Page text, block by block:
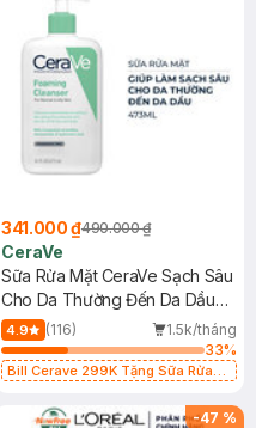
341.000 ₫490.000 ₫
CeraVe
Sữa Rửa Mặt CeraVe Sạch Sâu
Cho Da Thường Đến Da Dầu
473ml
4.9 (116)
1.5k/tháng
33%
Bill Cerave 299K Tặng Sữa Rửa
-47 %